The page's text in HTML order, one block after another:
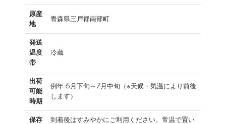
原産
地
青森県三戸郡南部町
発送
温度
帯
冷蔵
出荷
可能
時期
例年 6月下旬～7月中旬（※天候・気温により前後
します）
保存
到着後はすみやかにご利用ください。常温で置い